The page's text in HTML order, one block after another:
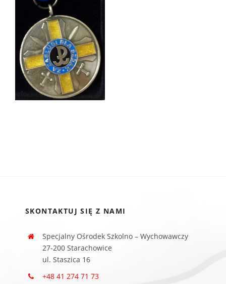
SKONTAKTUJ SIĘ Z NAMI
Specjalny Ośrodek Szkolno – Wychowawczy
27-200 Starachowice
ul. Staszica 16
+48 41 274 71 73